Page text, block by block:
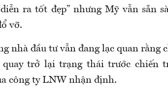
ra tốt đẹp” nhưng Mỹ vẫn sẵn
vỡ.
nhà đầu tư vẫn đang lạc quan rằng
trở lại trạng thái trước chiến
công ty LNW nhận định.